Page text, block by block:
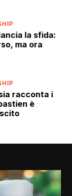
la sfida:
ma ora
racconta i
è